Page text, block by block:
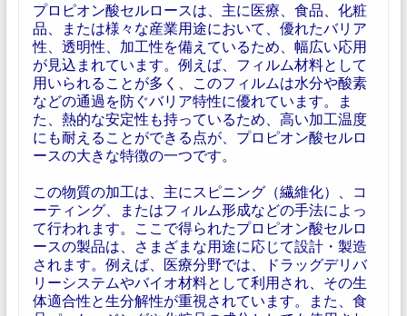
プロピオン酸セルロースは、主に医療、食品、化粧
品、または様々な産業用途において、優れたバリア
性、透明性、加工性を備えているため、幅広い応用
が見込まれています。例えば、フィルム材料として
用いられることが多く、このフィルムは水分や酸素
などの通過を防ぐバリア特性に優れています。ま
た、熱的な安定性も持っているため、高い加工温度
にも耐えることができる点が、プロピオン酸セルロ
ースの大きな特徴の一つです。
この物質の加工は、主にスピニング（繊維化）、コ
ーティング、またはフィルム形成などの手法によっ
て行われます。ここで得られたプロピオン酸セルロ
ースの製品は、さまざまな用途に応じて設計・製造
されます。例えば、医療分野では、ドラッグデリバ
リーシステムやバイオ材料として利用され、その生
体適合性と生分解性が重視されています。また、食